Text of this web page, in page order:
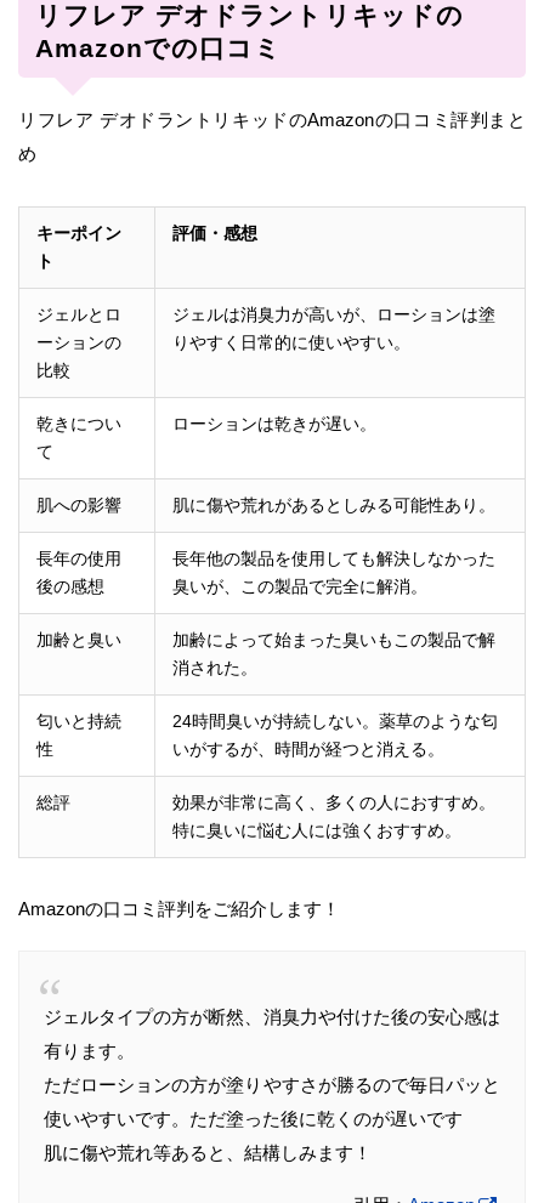
リフレア デオドラントリキッドの
Amazonでの口コミ
リフレア デオドラントリキッドのAmazonの口コミ評判まと
め
キーポイン
ト
評価・感想
ジェルとロ
ーションの
比較
ジェルは消臭力が高いが、ローションは塗
りやすく日常的に使いやすい。
乾きについ
て
ローションは乾きが遅い。
肌への影響 肌に傷や荒れがあるとしみる可能性あり。
長年の使用
後の感想
長年他の製品を使用しても解決しなかった
臭いが、この製品で完全に解消。
加齢と臭い
加齢によって始まった臭いもこの製品で解
消された。
匂いと持続
性
24時間臭いが持続しない。薬草のような匂
いがするが、時間が経つと消える。
総評
効果が非常に高く、多くの人におすすめ。
特に臭いに悩む人には強くおすすめ。
Amazonの口コミ評判をご紹介します！
ジェルタイプの方が断然、消臭力や付けた後の安心感は
有ります。
ただローションの方が塗りやすさが勝るので毎日パッと
使いやすいです。ただ塗った後に乾くのが遅いです
肌に傷や荒れ等あると、結構しみます！